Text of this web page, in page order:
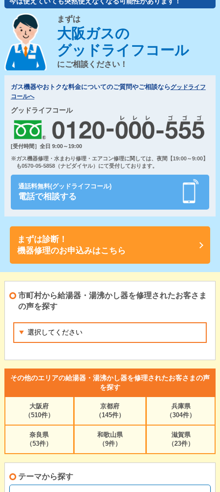
まずは
大阪ガスの
グッドライフコール
にご相談ください！
ガス機器やおトクな料金についてのご質問やご相談ならグッドライフ
コールへ
グッドライフコール
[受付時間］全日 9:00～19:00
※ガス機器修理・水まわり修理・エアコン修理に関しては、夜間【19:00～9:00】
も0570-05-5858（ナビダイヤル）にて受付しております。
通話料無料(グッドライフコール)
電話で相談する
まずは診断！
機器修理のお申込みはこちら
市町村から給湯器・湯沸かし器を修理されたお客さま
の声を探す
その他のエリアの給湯器・湯沸かし器を修理されたお客さまの声
を探す
大阪府
（510件）
京都府
（145件）
兵庫県
（304件）
奈良県
（53件）
和歌山県
（9件）
滋賀県
（23件）
テーマから探す